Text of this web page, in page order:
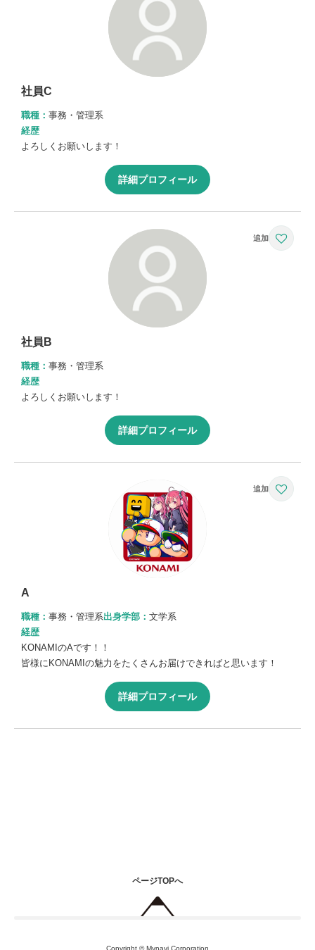
社員C
職種： 事務・管理系
経歴
よろしくお願いします！
詳細プロフィール
社員B
職種： 事務・管理系
経歴
よろしくお願いします！
詳細プロフィール
A
職種： 事務・管理系出身学部： 文学系
経歴
KONAMIのAです！！
皆様にKONAMIの魅力をたくさんお届けできればと思います！
詳細プロフィール
ページTOPへ
Copyright © Mynavi Corporation